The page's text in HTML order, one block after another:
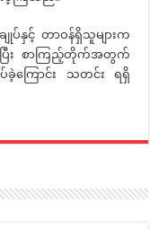
င့် တာဝန်ရှိသူများက
ြီး စာကြည့်တိုက်အတွက်
ခဲ့ကြောင်း သတင်း ရရှိ